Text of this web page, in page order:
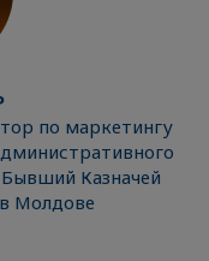
по маркетингу
Бывший Казначей
Молдове